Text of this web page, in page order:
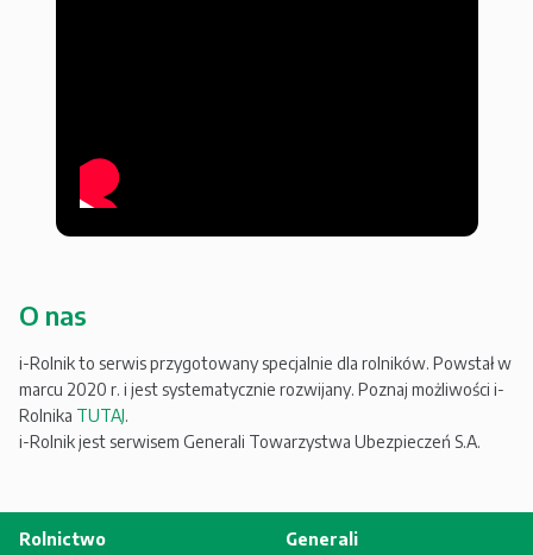
O nas
i-Rolnik to serwis przygotowany specjalnie dla rolników. Powstał w
marcu 2020 r. i jest systematycznie rozwijany. Poznaj możliwości i-
Rolnika TUTAJ.
i-Rolnik jest serwisem Generali Towarzystwa Ubezpieczeń S.A.
Rolnictwo
Generali